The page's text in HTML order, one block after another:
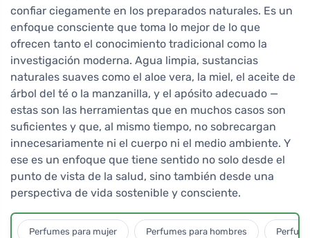
confiar ciegamente en los preparados naturales. Es un
enfoque consciente que toma lo mejor de lo que
ofrecen tanto el conocimiento tradicional como la
investigación moderna. Agua limpia, sustancias
naturales suaves como el aloe vera, la miel, el aceite de
árbol del té o la manzanilla, y el apósito adecuado —
estas son las herramientas que en muchos casos son
suficientes y que, al mismo tiempo, no sobrecargan
innecesariamente ni el cuerpo ni el medio ambiente. Y
ese es un enfoque que tiene sentido no solo desde el
punto de vista de la salud, sino también desde una
perspectiva de vida sostenible y consciente.
Perfumes para mujer Perfumes para hombres